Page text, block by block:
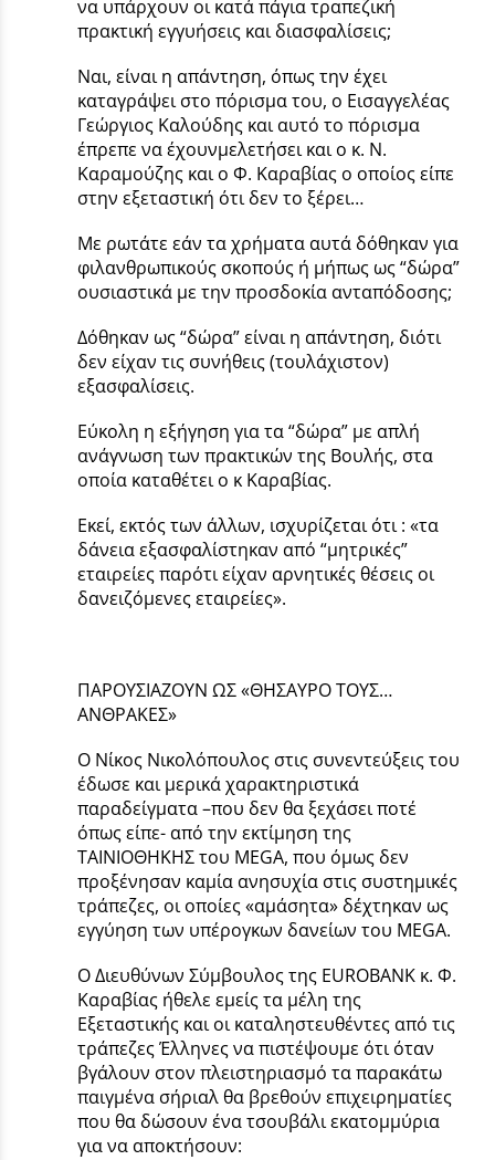
να υπάρχουν οι κατά πάγια τραπεζική
πρακτική εγγυήσεις και διασφαλίσεις;
Ναι, είναι η απάντηση, όπως την έχει
καταγράψει στο πόρισμα του, ο Εισαγγελέας
Γεώργιος Καλούδης και αυτό το πόρισμα
έπρεπε να έχουνμελετήσει και ο κ. Ν.
Καραμούζης και ο Φ. Καραβίας ο οποίος είπε
στην εξεταστική ότι δεν το ξέρει…
Με ρωτάτε εάν τα χρήματα αυτά δόθηκαν για
φιλανθρωπικούς σκοπούς ή μήπως ως “δώρα”
ουσιαστικά με την προσδοκία ανταπόδοσης;
Δόθηκαν ως “δώρα” είναι η απάντηση, διότι
δεν είχαν τις συνήθεις (τουλάχιστον)
εξασφαλίσεις.
Εύκολη η εξήγηση για τα “δώρα” με απλή
ανάγνωση των πρακτικών της Βουλής, στα
οποία καταθέτει ο κ Καραβίας.
Εκεί, εκτός των άλλων, ισχυρίζεται ότι : «τα
δάνεια εξασφαλίστηκαν από “μητρικές”
εταιρείες παρότι είχαν αρνητικές θέσεις οι
δανειζόμενες εταιρείες».
ΠΑΡΟΥΣΙΑΖΟΥΝ ΩΣ «ΘΗΣΑΥΡΟ ΤΟΥΣ…
ΑΝΘΡΑΚΕΣ»
Ο Νίκος Νικολόπουλος στις συνεντεύξεις του
έδωσε και μερικά χαρακτηριστικά
παραδείγματα –που δεν θα ξεχάσει ποτέ
όπως είπε- από την εκτίμηση της
ΤΑΙΝΙΟΘΗΚΗΣ του MEGA, που όμως δεν
προξένησαν καμία ανησυχία στις συστημικές
τράπεζες, οι οποίες «αμάσητα» δέχτηκαν ως
εγγύηση των υπέρογκων δανείων του MEGA.
Ο Διευθύνων Σύμβουλος της EUROBANK κ. Φ.
Καραβίας ήθελε εμείς τα μέλη της
Εξεταστικής και οι καταληστευθέντες από τις
τράπεζες Έλληνες να πιστέψουμε ότι όταν
βγάλουν στον πλειστηριασμό τα παρακάτω
παιγμένα σήριαλ θα βρεθούν επιχειρηματίες
που θα δώσουν ένα τσουβάλι εκατομμύρια
για να αποκτήσουν: